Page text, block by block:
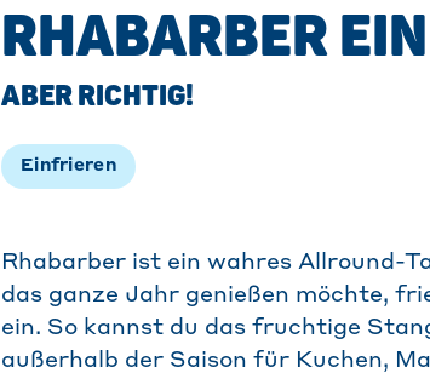
RHABARBER
ABER RICHTIG!
Einfrieren
Rhabarber ist ein wahres Allround-
das ganze Jahr genießen möchte,
ein. So kannst du das fruchtige
außerhalb der Saison für Kuchen,